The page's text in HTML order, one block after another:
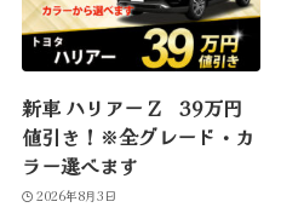
新車 ハリアー Z 39万円
値引き！※全グレード・カ
ラー選べます
2026年8月3日